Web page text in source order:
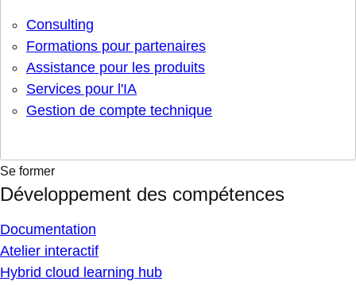
Consulting
Formations pour partenaires
Assistance pour les produits
Services pour l'IA
Gestion de compte technique
Se former
Développement des compétences
Documentation
Atelier interactif
Hybrid cloud learning hub